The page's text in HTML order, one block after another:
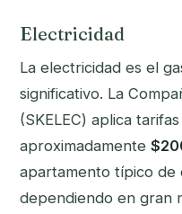
Electricidad
La electricidad es el
significativo. La
(SKELEC) aplica
aproximadamente
apartamento típico de
dependiendo en gran